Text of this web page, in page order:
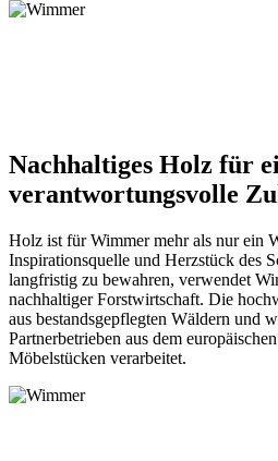
Nachhaltiges Holz für
verantwortungsvolle
Holz ist für Wimmer mehr als nur ein
Inspirationsquelle und Herzstück des
langfristig zu bewahren, verwendet
nachhaltiger Forstwirtschaft. Die
aus bestandsgepflegten Wäldern und
Partnerbetrieben aus dem
Möbelstücken verarbeitet.